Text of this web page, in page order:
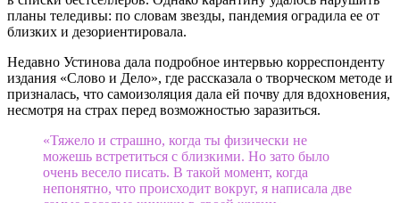
планы теледивы: по словам звезды, пандемия оградила ее от
близких и дезориентировала.
Недавно Устинова дала подробное интервью корреспонденту
издания «Слово и Дело», где рассказала о творческом методе и
призналась, что самоизоляция дала ей почву для вдохновения,
несмотря на страх перед возможностью заразиться.
«Тяжело и страшно, когда ты физически не
можешь встретиться с близкими. Но зато было
очень весело писать. В такой момент, когда
непонятно, что происходит вокруг, я написала две